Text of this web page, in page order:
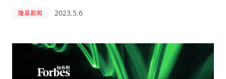
隆基新闻 2023.5.6